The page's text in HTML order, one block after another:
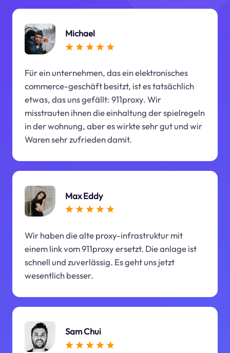
Michael
Für ein unternehmen, das ein elektronisches
commerce-geschäft besitzt, ist es tatsächlich
etwas, das uns gefällt: 911proxy. Wir
misstrauten ihnen die einhaltung der spielregeln
in der wohnung, aber es wirkte sehr gut und wir
Waren sehr zufrieden damit.
Max Eddy
Wir haben die alte proxy-infrastruktur mit
einem link vom 911proxy ersetzt. Die anlage ist
schnell und zuverlässig. Es geht uns jetzt
wesentlich besser.
Sam Chui